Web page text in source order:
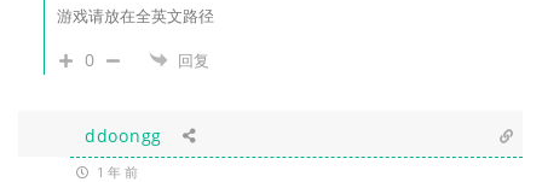
游戏请放在全英文路径
0 回复
ddoongg
1 年 前